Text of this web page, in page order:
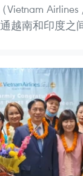
越南和印度之